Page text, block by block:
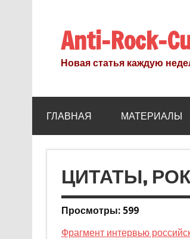
Anti-Rock-
Новая статья каждую
ГЛАВНАЯ МАТЕРИАЛЫ
ЦИТАТЫ,
Просмотры: 599
Фрагмент интервью